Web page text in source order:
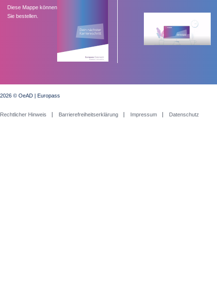
Diese Mappe können
Sie bestellen.
2026 © OeAD | Europass
Rechtlicher Hinweis Barrierefreiheitserklärung Impressum Datenschutz